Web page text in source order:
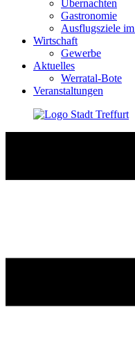
Übernachten
Gastronomie
Ausflugsziele
Wirtschaft
Gewerbe
Aktuelles
Werratal-Bote
Veranstaltungen